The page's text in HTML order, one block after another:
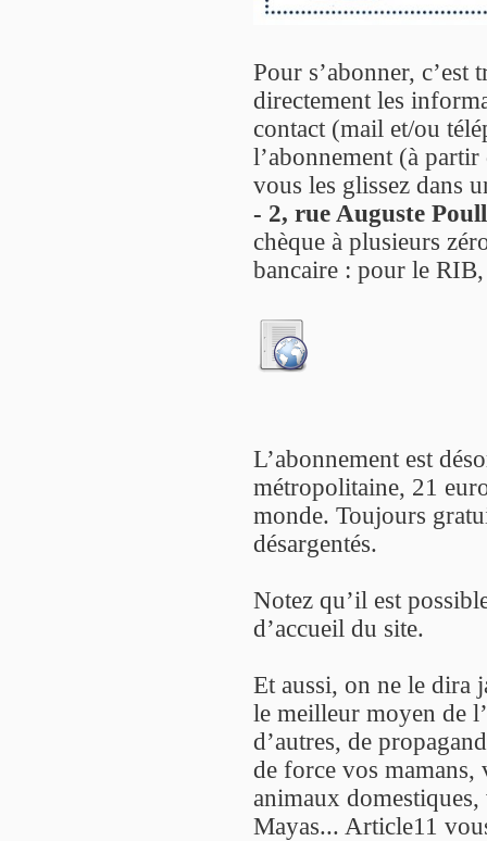
Pour s’abonner, c’est
directement les
contact (mail et/ou
l’abonnement (à
vous les glissez dans
- 2, rue Auguste
chèque à plusieurs
bancaire : pour le
L’abonnement est
métropolitaine, 21
monde. Toujours
désargentés.
Notez qu’il est
d’accueil du site.
Et aussi, on ne le dira
le meilleur moyen de
d’autres, de
de force vos mamans,
animaux
Mayas... Article11